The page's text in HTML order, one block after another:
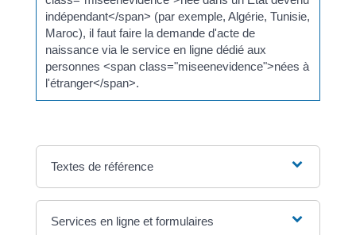
indépendant</span> (par exemple, Algérie, Tunisie,
Maroc), il faut faire la demande d'acte de
naissance via le service en ligne dédié aux
personnes <span class="miseenevidence">nées à
l'étranger</span>.
Textes de référence
Services en ligne et formulaires